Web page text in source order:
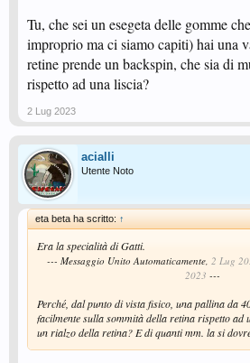
Tu, che sei un esegeta delle gomme
improprio ma ci siamo capiti) hai una
retine prende un backspin, che sia di
rispetto ad una liscia?
2 Lug 2023
acialli
Utente Noto
eta beta ha scritto: ↑
Era la specialità di Gatti.
--- Messaggio Unito Automaticamente, 2 Lug
2023 ---
Perché, dal punto di vista fisico, una pallina da
facilmente sulla sommità della retina rispetto ad
un rialzo della retina? E di quanti mm. la si